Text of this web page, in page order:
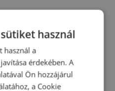
használ
használ a
érdekében. A
Ön hozzájárul
a Cookie